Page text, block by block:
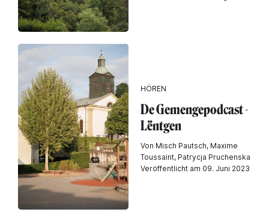
HÖREN
De Gemengepodcast -
Lëntgen
Von Misch Pautsch, Maxime
Toussaint, Patrycja Pruchenska
Veröffentlicht am 09. Juni 2023